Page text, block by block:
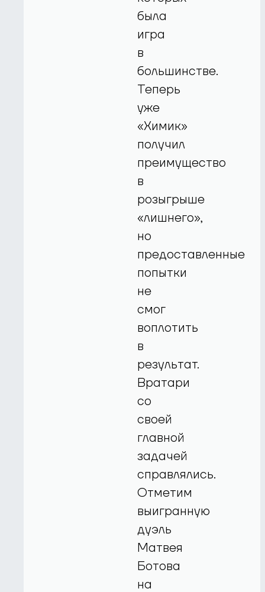
была
игра
в
большинстве.
Теперь
уже
«Химик»
получил
преимущество
в
розыгрыше
«лишнего»,
но
предоставленные
попытки
не
смог
воплотить
в
результат.
Вратари
со
своей
главной
задачей
справлялись.
Отметим
выигранную
дуэль
Матвея
Ботова
на